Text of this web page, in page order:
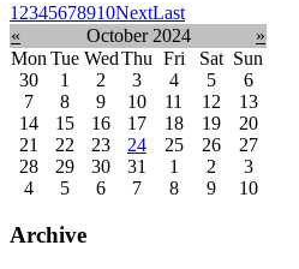
1 2345678910NextLast
«
October 2024
»
Mon Tue WedThu Fri Sat Sun
30
1 2 3 4 5
6
7
8 9 10 11 12
13
14
15 16 17 18 19
20
21
22 23 24 25 26
27
28
29 30 31 1 2
3
4
5 6 7 8 9 10
Archive